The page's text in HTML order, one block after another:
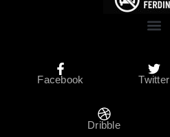
Facebook Twitter
Dribble